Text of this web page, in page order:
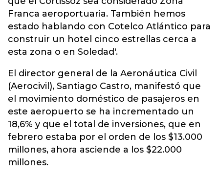
Franca aeroportuaria. También hemos
estado hablando con Cotelco Atlántico para
construir un hotel cinco estrellas cerca a
esta zona o en Soledad'.
El director general de la Aeronáutica Civil
(Aerocivil), Santiago Castro, manifestó que
el movimiento doméstico de pasajeros en
este aeropuerto se ha incrementado un
18,6% y que el total de inversiones, que en
febrero estaba por el orden de los $13.000
millones, ahora asciende a los $22.000
millones.